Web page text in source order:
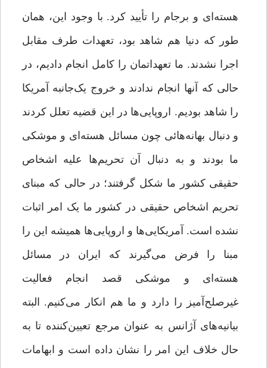
هسته‌ای و برجام را تأیید کرد. با وجود این، همان
طور که دنیا هم شاهد بود، تعهدات طرف مقابل
اجرا نشدند. ما تعهداتمان را کامل انجام دادیم، در
حالی که آنها انجام ندادند و خروج یک‌جانبه آمریکا
را شاهد بودیم. اروپایی‌ها در این قضیه تعلل کردند
و دنبال بهانه‌هائی چون مسائل هسته‌ای و موشکی
ما بودند و به دنبال آن تحریم‌ها علیه اشخاص
حقیقی کشور ما شکل گرفتند؛ در حالی که مبنای
تحریم اشخاص حقیقی در کشور ما یک امر اثبات
نشده است. آمریکایی‌ها و اروپایی‌ها همیشه این را
مبنا را فرض می‌گیرند که ایران در مسائل
هسته‌ای و موشکی قصد انجام فعالیت
غیرصلح‌آمیز را دارد و ما هم انکار می‌کنیم. البته
بیانیه‌های آژانس به عنوان مرجع تعیین‌کننده تا به
حال خلاف این امر را نشان داده است و ابهامات